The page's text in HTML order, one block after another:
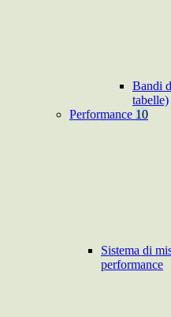
Bandi
tabelle)
Performance 10
Sistema di
performance